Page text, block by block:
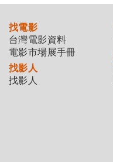
找電影
台灣電影資料
電影市場展手冊
找影人
找影人